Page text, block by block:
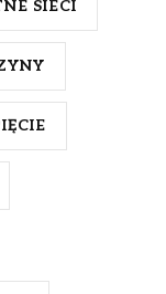
SIECI